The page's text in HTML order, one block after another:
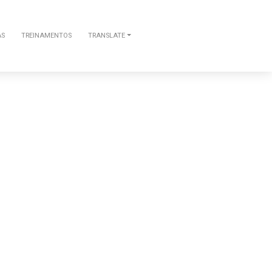
TREINAMENTOS TRANSLATE